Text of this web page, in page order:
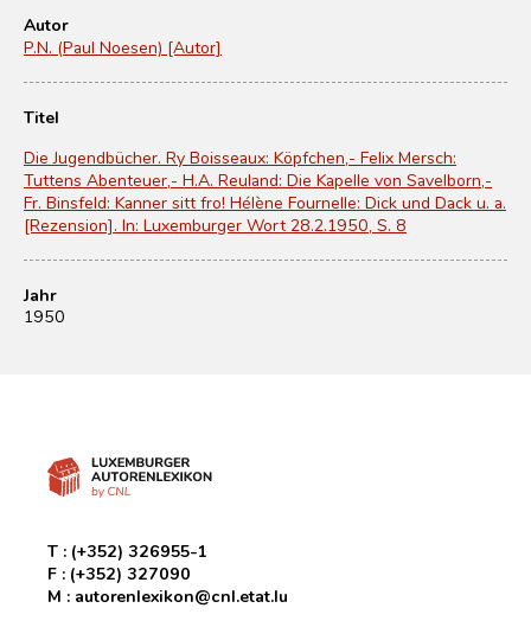
Autor
P.N. (Paul Noesen) [Autor]
Titel
Die Jugendbücher. Ry Boisseaux: Köpfchen,- Felix Mersch:
Tuttens Abenteuer,- H.A. Reuland: Die Kapelle von Savelborn,-
Fr. Binsfeld: Kanner sitt fro! Hélène Fournelle: Dick und Dack u. a.
[Rezension]. In: Luxemburger Wort 28.2.1950, S. 8
Jahr
1950
T : (+352) 326955-1
F : (+352) 327090
M : autorenlexikon@cnl.etat.lu